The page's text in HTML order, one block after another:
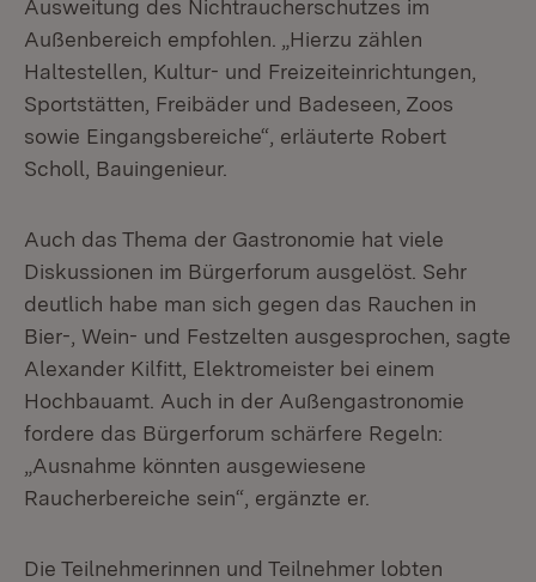
Ausweitung des Nichtraucherschutzes im
Außenbereich empfohlen. „Hierzu zählen
Haltestellen, Kultur- und Freizeiteinrichtungen,
Sportstätten, Freibäder und Badeseen, Zoos
sowie Eingangsbereiche“, erläuterte Robert
Scholl, Bauingenieur.
Auch das Thema der Gastronomie hat viele
Diskussionen im Bürgerforum ausgelöst. Sehr
deutlich habe man sich gegen das Rauchen in
Bier-, Wein- und Festzelten ausgesprochen, sagte
Alexander Kilfitt, Elektromeister bei einem
Hochbauamt. Auch in der Außengastronomie
fordere das Bürgerforum schärfere Regeln:
„Ausnahme könnten ausgewiesene
Raucherbereiche sein“, ergänzte er.
Die Teilnehmerinnen und Teilnehmer lobten